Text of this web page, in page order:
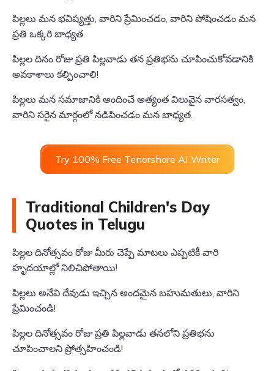
పిల్లలు మన భవిష్యత్తు, వారిని ప్రేమించడం, వారిని పోషించడం మన
ప్రతి ఒక్కరి బాధ్యత.
పిల్లల దినం రోజు ప్రతి పిల్లవాడు తన ప్రతిభను చూపించుకోవడానికి
అవకాశాలు కల్పించాలి!
పిల్లలు మన సమాజానికి అందించే అత్యంత విలువైన వారసత్వం,
వారిని సరైన మార్గంలో నడిపించడం మన బాధ్యత.
Try 100% Free Tenorshare AI Writer
Traditional Children's Day
Quotes in Telugu
పిల్లల దినోత్సవం రోజు మీరు చెప్పే మాటలు ఎప్పటికీ వారి
హృదయాల్లో నిలిచిపోతాయి!
పిల్లలు అనేవి దేవుడు ఇచ్చిన అందమైన బహుమతులు, వారిని
ప్రేమించండి!
పిల్లల దినోత్సవం రోజు ప్రతి పిల్లవాడు తనలోని ప్రతిభను
చూపించాలని ప్రోత్సహించండి!